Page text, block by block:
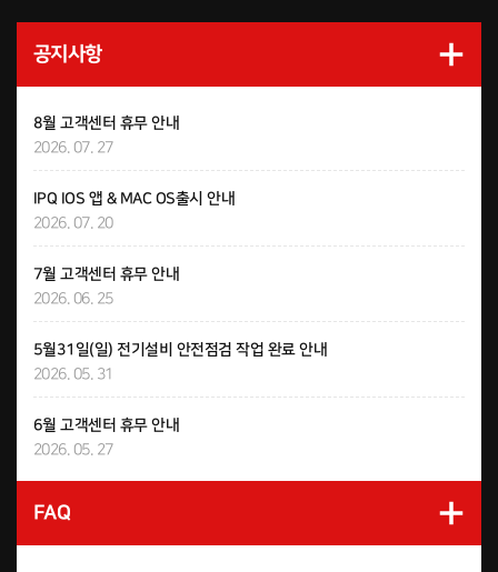
공지사항
8월 고객센터 휴무 안내
2026. 07. 27
IPQ IOS 앱 & MAC OS출시 안내
2026. 07. 20
7월 고객센터 휴무 안내
2026. 06. 25
5월31일(일) 전기설비 안전점검 작업 완료 안내
2026. 05. 31
6월 고객센터 휴무 안내
2026. 05. 27
FAQ